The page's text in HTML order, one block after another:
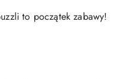
to początek zabawy!